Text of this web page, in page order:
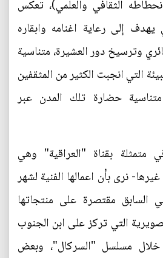
الثقافي والعلمي)، تعكس
يهدف إلى رعاية اغنامه وابقاره
وترسيخ دور العشيرة، متناسية
التي انجبت الكثير من المثقفين
متناسية حضارة تلك المدن عبر
متمثلة بقناة "العراقية" وهي
نرى بأن اعمالها الفنية لشهر
السابق مقتصرة على منتجاتها
التي تركز على ابن الجنوب
خلال مسلسل "السركال"، وبعض